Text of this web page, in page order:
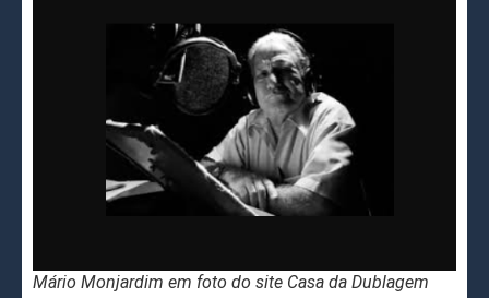
Mário Monjardim em foto do site Casa da Dublagem